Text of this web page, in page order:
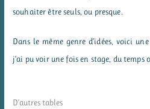
souhaiter être seuls, ou presque.
Dans le même genre d’idées, voici
j’ai pu voir une fois en stage, du temps
D’autres tables